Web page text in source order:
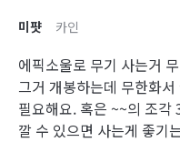
미퍗 카인
에픽소울로 무기 사는거
그거 개봉하는데 무한화
필요해요. 혹은 ~~의 조
깔 수 있으면 사는게 좋기